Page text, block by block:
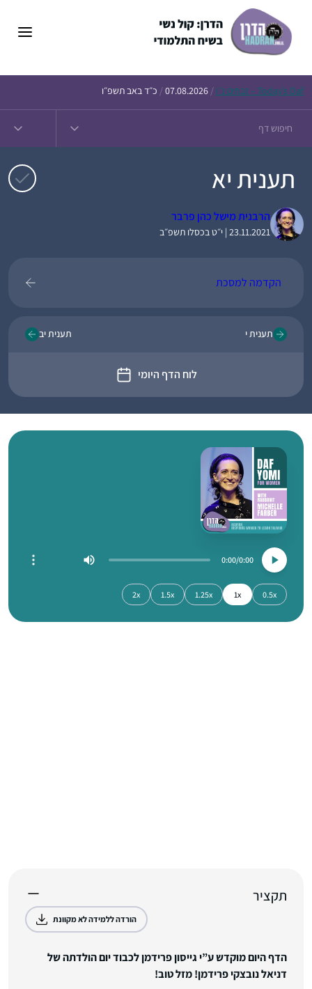
Today’s Daf – זבחים נ״ו /
07.08.2026
/ כ״ד באב תשפ״ו
תענית יא
הרבנית מישל כהן פרבר
23.11.2021 | י״ט בכסלו תשפ״ב
הקדמה למסכת
תענית י
לוח הדף היומי
תענית יב
0:00
0:00
0.5x
1x
1.25x
1.5x
2x
תקציר
הורדה ללמידה לא מקוונת
הדף היום מוקדש ע”י גייסון פרידמן לכבוד יום הולדתה של
דניאל נובצקי פרידמן! מזל טוב!